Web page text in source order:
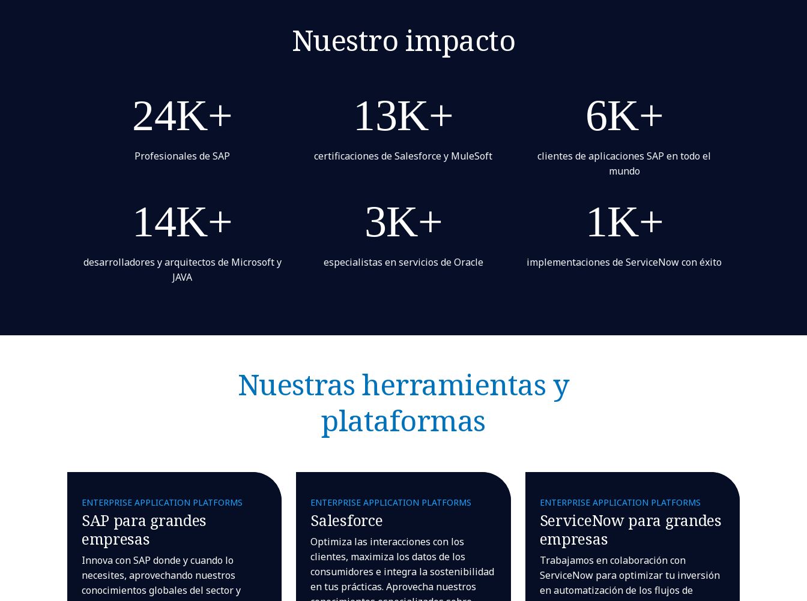
Nuestro impacto
24K+
Profesionales de SAP
13K+
certificaciones de Salesforce y MuleSoft
6K+
clientes de aplicaciones SAP en todo el
mundo
14K+
desarrolladores y arquitectos de Microsoft y
JAVA
3K+
especialistas en servicios de Oracle
1K+
implementaciones de ServiceNow con éxito
Nuestras herramientas y
plataformas
ENTERPRISE APPLICATION PLATFORMS
SAP para grandes
empresas
Innova con SAP donde y cuando lo
necesites, aprovechando nuestros
conocimientos globales del sector y
ENTERPRISE APPLICATION PLATFORMS
Salesforce
Optimiza las interacciones con los
clientes, maximiza los datos de los
consumidores e integra la sostenibilidad
en tus prácticas. Aprovecha nuestros
ENTERPRISE APPLICATION PLATFORMS
ServiceNow para grandes
empresas
Trabajamos en colaboración con
ServiceNow para optimizar tu inversión
en automatización de los flujos de